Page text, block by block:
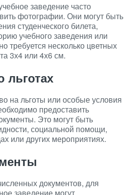
заведение часто
фотографии. Они могут быть
студенческого билета,
учебного заведения или
требуется несколько цветных
3х4 или 4х6 см.
льготах
на льготы или особые условия
предоставить
Это могут быть
социальной помощи,
или других мероприятиях.
документов, для